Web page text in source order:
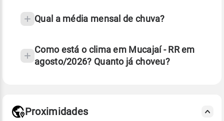
Qual a média mensal de chuva?
Como está o clima em Mucajaí - RR em
agosto/2026? Quanto já choveu?
Proximidades